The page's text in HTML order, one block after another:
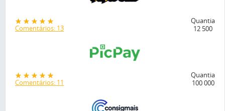
Comentários: 13
Quantia
12 500
Comentários: 11
Quantia
100 000